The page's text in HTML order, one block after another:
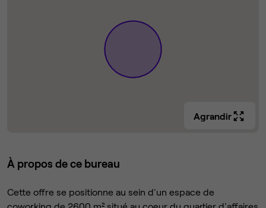
Agrandir
À propos de ce bureau
Cette offre se positionne au sein d'un espace de